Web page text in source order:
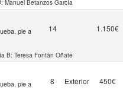
Manuel Betanzos García
pie a
14 1.150€
B: Teresa Fontán Oñate
pie a
8 Exterior 450€